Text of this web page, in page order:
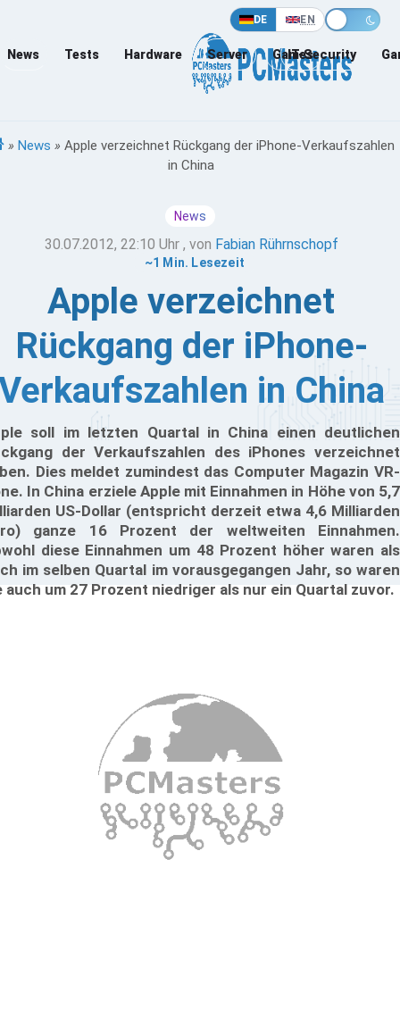
DE EN
News Tests Hardware Server Games
IT-Security
» News » Apple verzeichnet Rückgang der iPhone-Verkaufszahlen
in China
News
30.07.2012, 22:10 Uhr , von Fabian Rührnschopf
~1 Min. Lesezeit
Apple verzeichnet
Rückgang der iPhone-
in China
soll im letzten Quartal in China einen deutlichen
der Verkaufszahlen des iPhones verzeichnet
Dies meldet zumindest das Computer Magazin VR-
In China erziele Apple mit Einnahmen in Höhe von 5,7
US-Dollar (entspricht derzeit etwa 4,6 Milliarden
ganze 16 Prozent der weltweiten Einnahmen.
diese Einnahmen um 48 Prozent höher waren als
im selben Quartal im vorausgegangen Jahr, so waren
auch um 27 Prozent niedriger als nur ein Quartal zuvor.